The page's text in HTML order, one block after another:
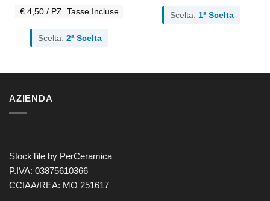
€ 4,50 / PZ. Tasse Incluse
Scelta: 2ª Scelta
Scelta: 1ª Scelta
AZIENDA
StockTile by PerCeramica
P.IVA: 03875610366
CCIAA/REA: MO 251617